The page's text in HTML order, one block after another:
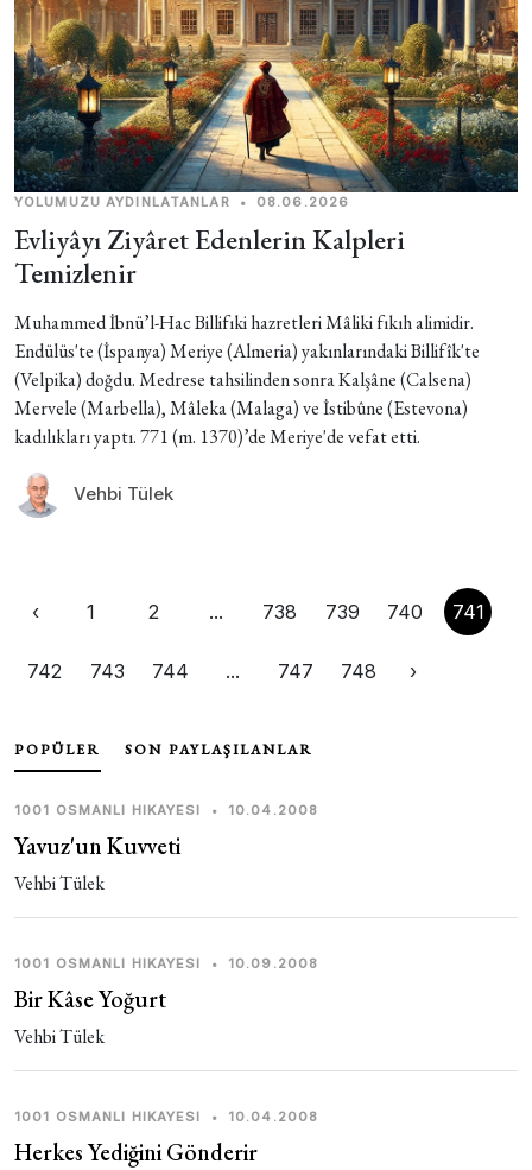
YOLUMUZU AYDINLATANLAR • 08.06.2026
Evliyâyı Ziyâret Edenlerin Kalpleri
Temizlenir
Muhammed İbnü’l-Hac Billifıki hazretleri Mâliki fıkıh alimidir.
Endülüs'te (İspanya) Meriye (Almeria) yakınlarındaki Billifîk'te
(Velpika) doğdu. Medrese tahsilinden sonra Kalşâne (Calsena)
Mervele (Marbella), Mâleka (Malaga) ve İstibûne (Estevona)
kadılıkları yaptı. 771 (m. 1370)’de Meriye'de vefat etti.
Vehbi Tülek
‹ 1 2 ... 738 739 740 741
742 743 744 ... 747 748 ›
POPÜLER SON PAYLAŞILANLAR
1001 OSMANLI HIKAYESI • 10.04.2008
Yavuz'un Kuvveti
Vehbi Tülek
1001 OSMANLI HIKAYESI • 10.09.2008
Bir Kâse Yoğurt
Vehbi Tülek
1001 OSMANLI HIKAYESI • 10.04.2008
Herkes Yediğini Gönderir